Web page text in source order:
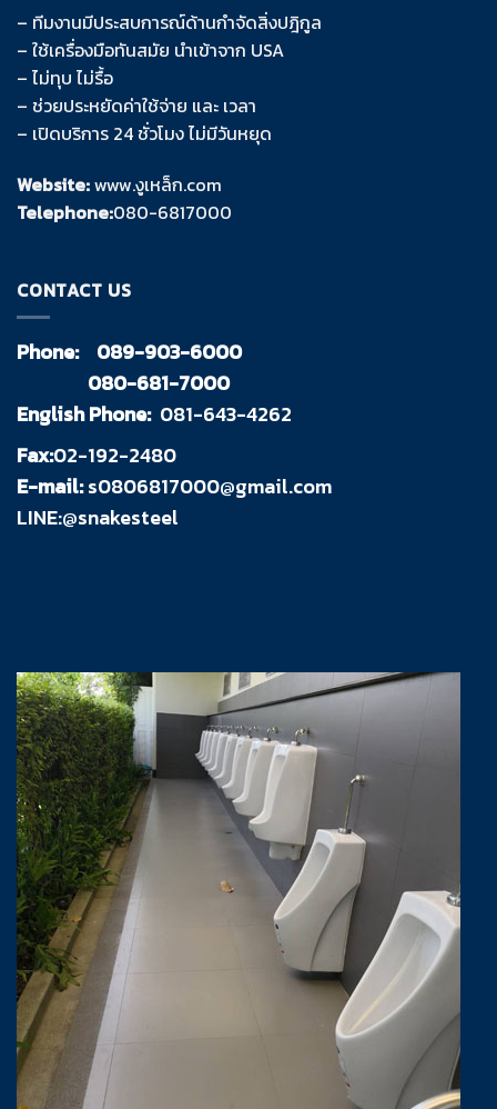
– ทีมงานมีประสบการณ์ด้านกำจัดสิ่งปฎิกูล
– ใช้เครื่องมือทันสมัย นำเข้าจาก USA
– ไม่ทุบ ไม่รื้อ
– ช่วยประหยัดค่าใช้จ่าย และ เวลา
– เปิดบริการ 24 ชั่วโมง ไม่มีวันหยุด
Website:www.งูเหล็ก.com
Telephone:080-6817000
CONTACT US
Phone: 089-903-6000
080-681-7000
English Phone: 081-643-4262
Fax:02-192-2480
E-mail:s0806817000@gmail.com
LINE:@snakesteel